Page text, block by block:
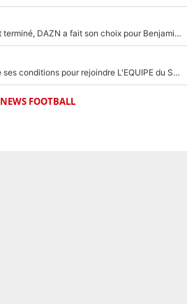
La Liga sur beIN Sports c’est terminé, DAZN a fait son choix pour Benjamin Da Silva et Omar Da Fonseca !
Raymond Domenech a posé ses conditions pour rejoindre L'EQUIPE du Soir : Il refuse de faire l'émission avec un autre chroniqueur !
NEWS FOOTBALL